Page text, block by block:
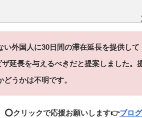
外国人に30日間の滞在延長を提供して
延長を与えるべきだと提案しました。
うかは不明です。
⭕️クリックで応援お願いします👉ブロ